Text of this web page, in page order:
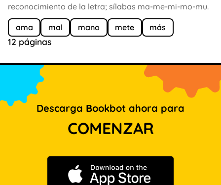
reconocimiento de la letra; sílabas ma-me-mi-mo-mu.
ama mal mano mete más
12 páginas
Descarga Bookbot ahora para
COMENZAR
Descargar en App Store